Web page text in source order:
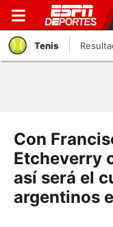
Tenis
Con
Etcheverry
así será el
argentinos